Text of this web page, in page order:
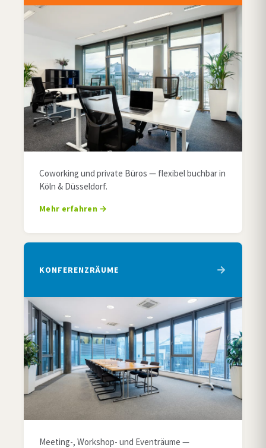
Coworking und private Büros — flexibel buchbar in
Köln & Düsseldorf.
Mehr erfahren
KONFERENZRÄUME
Meeting-, Workshop- und Eventräume —